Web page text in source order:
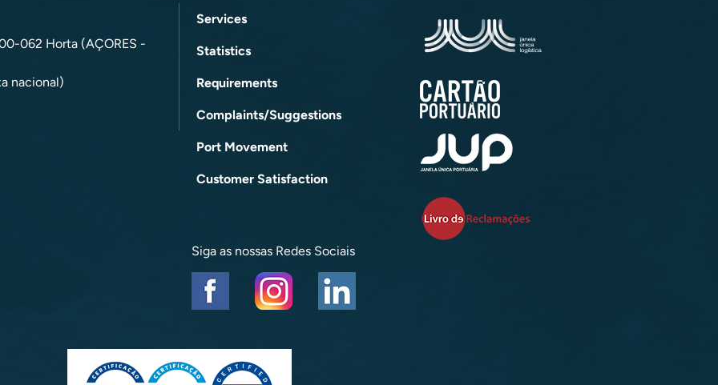
062 Horta (AÇORES -
nacional)
Services
Statistics
Requirements
Complaints/Suggestions
Port Movement
Customer Satisfaction
Siga as nossas Redes Sociais